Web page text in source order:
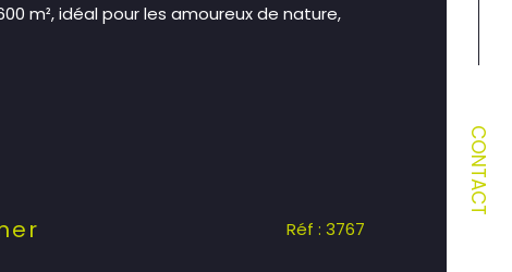
CONTACT
m², idéal pour les amoureux de nature,
Réf : 3767